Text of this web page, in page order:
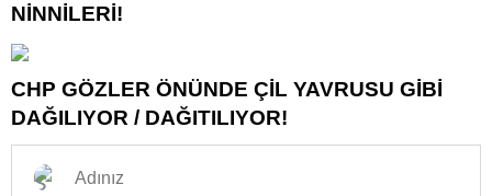
NİNNİLERİ!
CHP GÖZLER ÖNÜNDE ÇİL YAVRUSU GİBİ
DAĞILIYOR / DAĞITILIYOR!